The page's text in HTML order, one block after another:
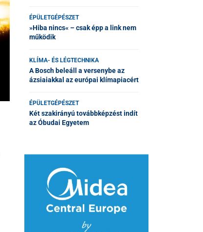
ÉPÜLETGÉPÉSZET
»Hiba nincs« – csak épp a link nem
működik
KLÍMA- ÉS LÉGTECHNIKA
A Bosch beleáll a versenybe az
ázsiaiakkal az európai klímapiacért
ÉPÜLETGÉPÉSZET
Két szakirányú továbbképzést indít
az Óbudai Egyetem